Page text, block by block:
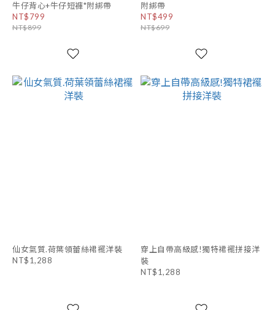
牛仔背心+牛仔短褲*附綁帶
NT$799
NT$899
附綁帶
NT$499
NT$699
仙女氣質.荷葉領蕾絲裙襬洋裝
NT$1,288
穿上自帶高級感!獨特裙襬拼接洋
裝
NT$1,288